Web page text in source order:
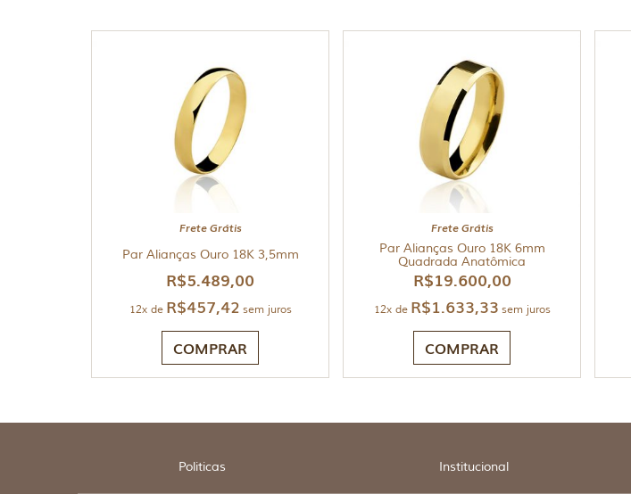
Frete Grátis
Par Alianças Ouro 18K 3,5mm
R$5.489,00
12x de R$457,42 sem juros
COMPRAR
Frete Grátis
Par Alianças Ouro 18K 6mm
Quadrada Anatômica
R$19.600,00
12x de R$1.633,33 sem juros
COMPRAR
Politicas Institucional